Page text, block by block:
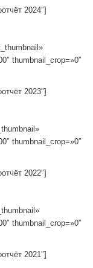
2024″]
thumbnail_crop=»0″
2023″]
thumbnail_crop=»0″
2022″]
thumbnail_crop=»0″
2021″]